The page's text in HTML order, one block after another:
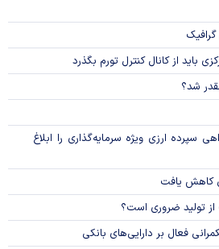
باید از کانال کنترل تورم بگذرد
سپرده ارزی ویژه سرمایه‌گذاری را ابلاغ
کاهش یافت
از تولید ضروری است؟
فعال بر دارایی‌های بانکی